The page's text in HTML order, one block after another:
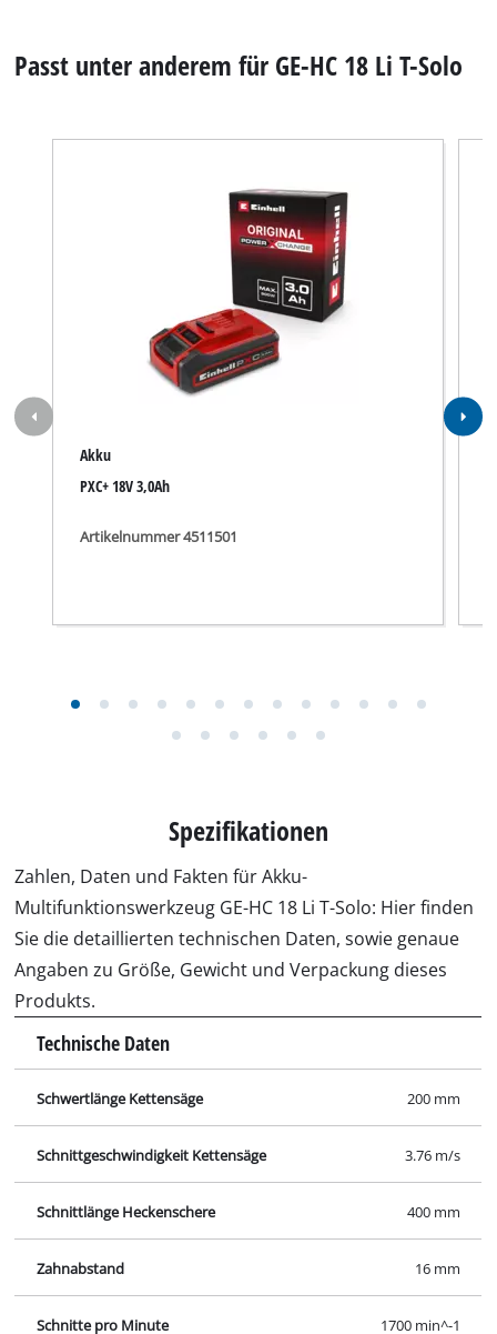
Passt unter anderem für GE-HC 18 Li T-Solo
Akku
PXC+ 18V 3,0Ah
Artikelnummer 4511501
Spezifikationen
Zahlen, Daten und Fakten für Akku-
Multifunktionswerkzeug GE-HC 18 Li T-Solo: Hier finden
Sie die detaillierten technischen Daten, sowie genaue
Angaben zu Größe, Gewicht und Verpackung dieses
Produkts.
Technische Daten
Schwertlänge Kettensäge 200 mm
Schnittgeschwindigkeit Kettensäge 3.76 m/s
Schnittlänge Heckenschere 400 mm
Zahnabstand 16 mm
Schnitte pro Minute 1700 min^-1